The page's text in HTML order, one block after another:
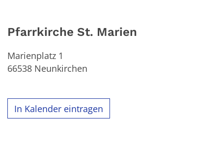
Pfarrkirche St. Marien
Marienplatz 1
66538 Neunkirchen
In Kalender eintragen